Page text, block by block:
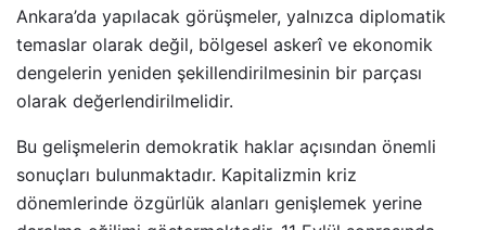
Ankara’da yapılacak görüşmeler, yalnızca diplomatik
temaslar olarak değil, bölgesel askerî ve ekonomik
dengelerin yeniden şekillendirilmesinin bir parçası
olarak değerlendirilmelidir.
Bu gelişmelerin demokratik haklar açısından önemli
sonuçları bulunmaktadır. Kapitalizmin kriz
dönemlerinde özgürlük alanları genişlemek yerine